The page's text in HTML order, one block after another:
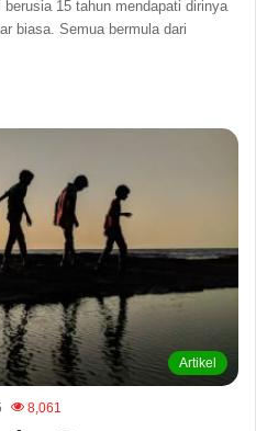
15 tahun mendapati dirinya
biasa. Semua bermula dari
Artikel
8,061